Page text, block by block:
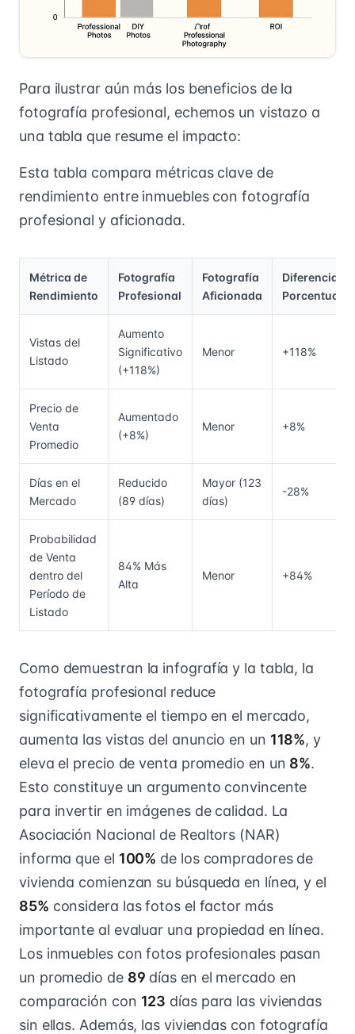
Para ilustrar aún más los beneficios de la
fotografía profesional, echemos un vistazo a
una tabla que resume el impacto:
Esta tabla compara métricas clave de
rendimiento entre inmuebles con fotografía
profesional y aficionada.
Métrica de
Rendimiento
Fotografía
Profesional
Fotografía
Aficionada
Diferencia
Porcentual
Vistas del
Listado
Aumento
Significativo
(+118%)
Menor +118%
Precio de
Venta
Promedio
Aumentado
(+8%)
Menor +8%
Días en el
Mercado
Reducido
(89 días)
Mayor (123
días)
-28%
Probabilidad
de Venta
dentro del
Período de
Listado
84% Más
Alta
Menor +84%
Como demuestran la infografía y la tabla, la
fotografía profesional reduce
significativamente el tiempo en el mercado,
aumenta las vistas del anuncio en un 118%, y
eleva el precio de venta promedio en un 8%.
Esto constituye un argumento convincente
para invertir en imágenes de calidad. La
Asociación Nacional de Realtors (NAR)
informa que el 100% de los compradores de
vivienda comienzan su búsqueda en línea, y el
85% considera las fotos el factor más
importante al evaluar una propiedad en línea.
Los inmuebles con fotos profesionales pasan
un promedio de 89 días en el mercado en
comparación con 123 días para las viviendas
sin ellas. Además, las viviendas con fotografía